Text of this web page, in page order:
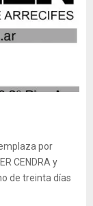
por
CENDRA y
de treinta días